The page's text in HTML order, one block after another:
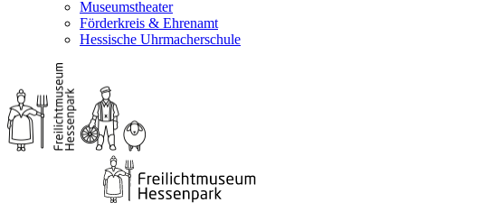
Museumstheater
Förderkreis & Ehrenamt
Hessische Uhrmacherschule